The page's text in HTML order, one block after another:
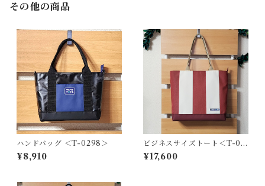
その他の商品
ハンドバッグ ＜T-0298＞
¥8,910
ビジネスサイズトート＜T-02
27＞
¥17,600